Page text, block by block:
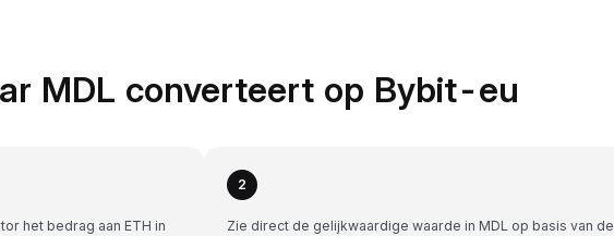
MDL converteert op Bybit-eu
het bedrag aan ETH in
2
Zie direct de gelijkwaardige waarde in MDL op basis van de